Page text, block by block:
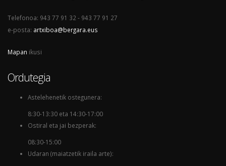
Telefonoa: 943 77 91 32 - 943 77 91 27
e-posta: artxiboa@bergara.eus
Mapan ikusi
Ordutegia
Astelehenetik ostegunera:
8:30-13:30 eta 14:30-17:00
Ostiral eta jai bezperak:
08:30-15:00
Udaran (maiatzetik iraila arte):